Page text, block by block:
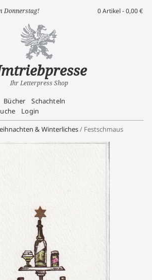
Donnerstag!
Ihr Letterpress Shop
0 Artikel -0,00€
Bücher
Schachteln
Login
& Winterliches/ Festschmaus